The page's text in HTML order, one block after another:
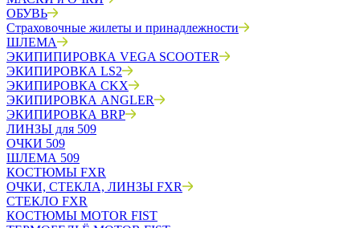
ОБУВЬ
Страховочные жилеты и принадлежности
ШЛЕМА
ЭКИПИПИРОВКА VEGA SCOOTER
ЭКИПИРОВКА LS2
ЭКИПИРОВКА CKX
ЭКИПИРОВКА ANGLER
ЭКИПИРОВКА BRP
ЛИНЗЫ для 509
ОЧКИ 509
ШЛЕМА 509
КОСТЮМЫ FXR
ОЧКИ, СТЕКЛА, ЛИНЗЫ FXR
СТЕКЛО FXR
КОСТЮМЫ MOTOR FIST